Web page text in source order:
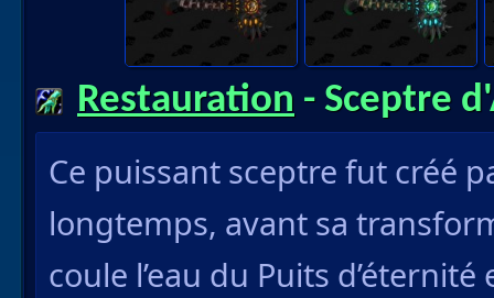
Restauration - Sceptre
Ce puissant sceptre fut créé
longtemps, avant sa
coule l’eau du Puits